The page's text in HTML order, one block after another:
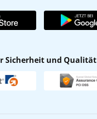
Sicherheit und Qualität